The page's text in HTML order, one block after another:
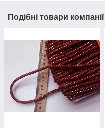
Подібні товари компанії